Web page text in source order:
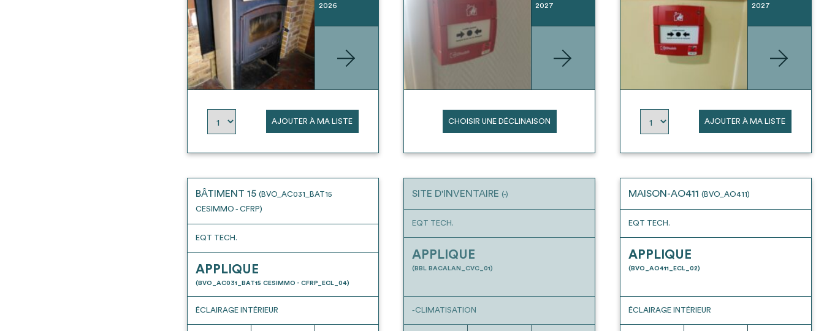
2026
AJOUTER À MA LISTE
2027
CHOISIR UNE DÉCLINAISON
2027
AJOUTER À MA LISTE
BÂTIMENT 15 (BVO_AC031_BAT15
CESIMMO - CFRP)
EQT TECH.
APPLIQUE
(BVO_AC031_BAT15 CESIMMO - CFRP_ECL_04)
ÉCLAIRAGE INTÉRIEUR
SITE D'INVENTAIRE (-)
EQT TECH.
APPLIQUE
(BBL BACALAN_CVC_01)
-CLIMATISATION
MAISON-AO411 (BVO_AO411)
EQT TECH.
APPLIQUE
(BVO_AO411_ECL_02)
ÉCLAIRAGE INTÉRIEUR